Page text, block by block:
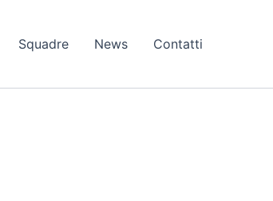
Squadre News Contatti